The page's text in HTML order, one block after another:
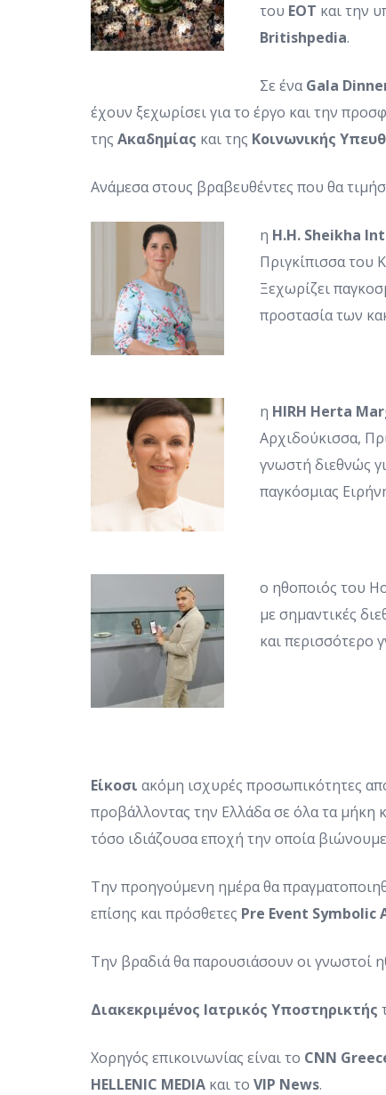
του ΕΟΤ και την
Britishpedia.
Σε έναGala
έχουν ξεχωρίσει για το έργο και την
της Ακαδημίας και της Κοινωνικής
Ανάμεσα στους βραβευθέντες που θα
η H.H. Sheikha
Πριγκίπισσα του
Ξεχωρίζει
προστασία των
η HIRH Herta
Αρχιδούκισσα,
γνωστή διεθνώς
παγκόσμιας
ο ηθοποιός του
με σημαντικές
και περισσότερο
Είκοσι ακόμη ισχυρές προσωπικότητες
προβάλλοντας την Ελλάδα σε όλα τα μήκη
τόσο ιδιάζουσα εποχή την οποία
Την προηγούμενη ημέρα θα
επίσης και πρόσθετες Pre Event Symbolic
Την βραδιά θα παρουσιάσουν οι γνωστοί
Διακεκριμένος Ιατρικός Υποστηρικτής
Χορηγός επικοινωνίας είναι το CNN
HELLENIC MEDIA και το VIP News.